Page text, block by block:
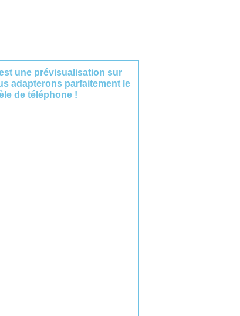
une prévisualisation sur
adapterons parfaitement le
de téléphone !